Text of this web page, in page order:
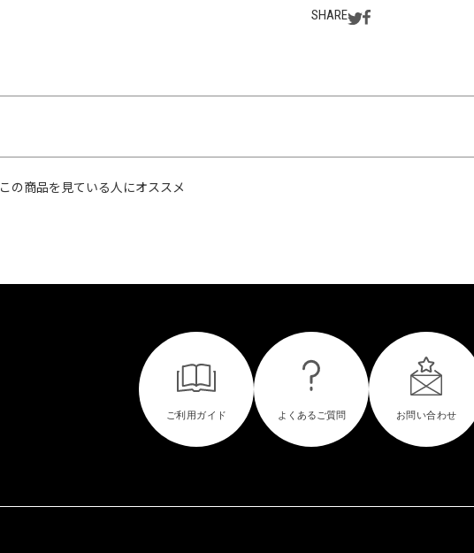
SHARE
この商品を見ている人にオススメ